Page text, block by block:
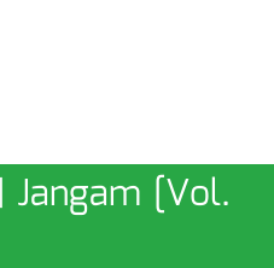
[Vol.